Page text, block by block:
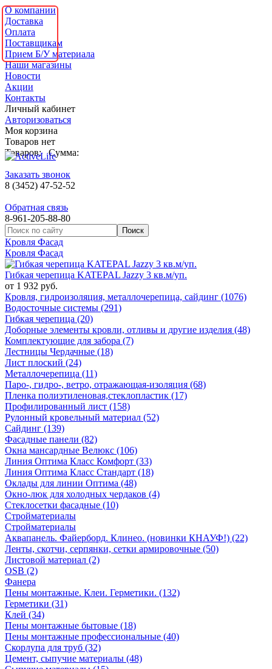
О компании
Доставка
Оплата
Поставщикам
Прием Б/У материала
Наши магазины
Новости
Акции
Контакты
Личный кабинет
Авторизоваться
Моя корзина
Товаров нет
Товаров: Сумма:
Заказать звонок
8 (3452) 47-52-52
Обратная связь
8-961-205-88-80
Кровля Фасад
Кровля Фасад
Гибкая черепица KATEPAL Jazzy 3 кв.м/уп.
от 1 932 руб.
Кровля, гидроизоляция, металлочерепица, сайдинг (1076)
Водосточные системы (291)
Гибкая черепица (20)
Доборные элементы кровли, отливы и другие изделия (48)
Комплектующие для забора (7)
Лестницы Чердачные (18)
Лист плоский (24)
Металлочерепица (11)
Паро-, гидро-, ветро, отражающая-изоляция (68)
Пленка полиэтиленовая,стеклопластик (17)
Профилированный лист (158)
Рулонный кровельный материал (52)
Сайдинг (139)
Фасадные панели (82)
Окна мансардные Велюкс (106)
Линия Оптима Класс Комфорт (33)
Линия Оптима Класс Стандарт (18)
Оклады для линии Оптима (48)
Окно-люк для холодных чердаков (4)
Стеклосетки фасадные (10)
Стройматериалы
Стройматериалы
Аквапанель. Файерборд. Клинео. (новинки КНАУФ!) (22)
Ленты, скотчи, серпянки, сетки армировочные (50)
Листовой материал (2)
OSB (2)
Фанера
Пены монтажные. Клеи. Герметики. (132)
Герметики (31)
Клей (34)
Пены монтажные бытовые (18)
Пены монтажные профессиональные (40)
Скорлупа для труб (32)
Цемент, сыпучие материалы (48)